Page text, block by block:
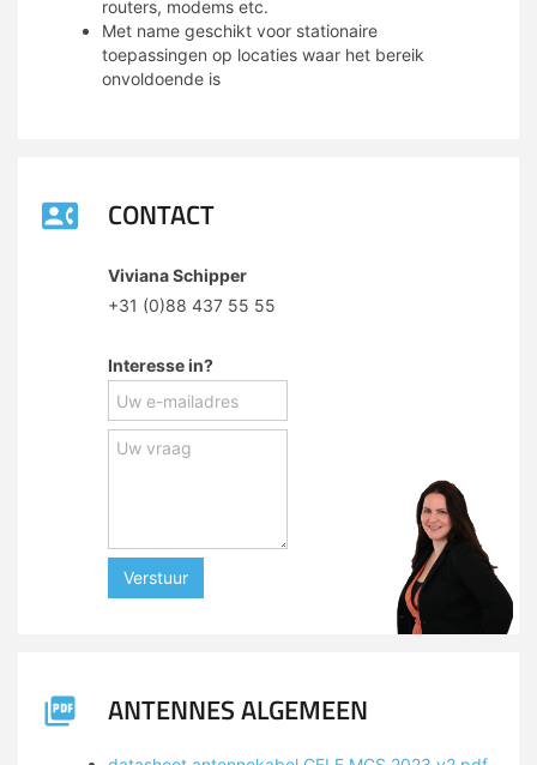
routers, modems etc.
Met name geschikt voor stationaire
toepassingen op locaties waar het bereik
onvoldoende is
CONTACT
Viviana Schipper
+31 (0)88 437 55 55
Interesse in?
Verstuur
ANTENNES ALGEMEEN